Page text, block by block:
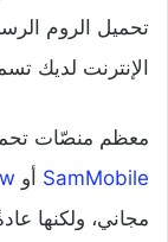
تحميل الروم
الإنترنت لديك
معظم منصّات
SamMobile أو
مجاني، ولكنها